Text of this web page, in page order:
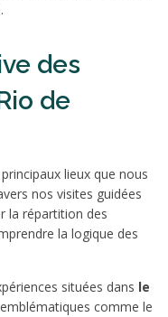
des
de
lieux que nous
nos visites guidées
la répartition des
la logique des
situées dans le
comme le